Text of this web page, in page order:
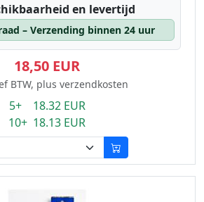
en levertijd
– Verzending binnen 24 uur
18,50 EUR
BTW, plus verzendkosten
5+ 18.32 EUR
10+ 18.13 EUR